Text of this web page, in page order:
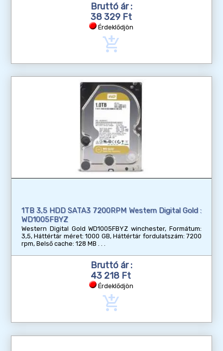
Bruttó ár :
38 329 Ft
Érdeklődjön
add_shopping_cart
1TB 3,5 HDD SATA3 7200RPM Western Digital Gold :
WD1005FBYZ
Western Digital Gold WD1005FBYZ winchester, Formátum:
3,5, Háttértár méret: 1000 GB, Háttértár fordulatszám: 7200
rpm, Belső cache: 128 MB
Bruttó ár :
43 218 Ft
Érdeklődjön
add_shopping_cart